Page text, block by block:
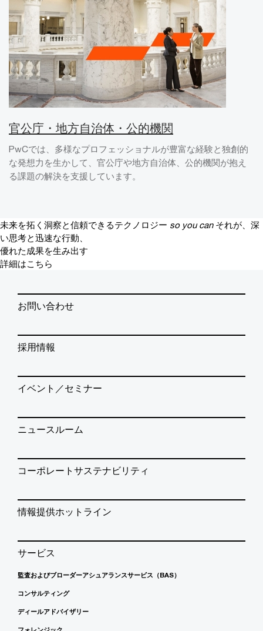
官公庁・地方自治体・公的機関
PwCでは、多様なプロフェッショナルが豊富な経験と独創的
な発想力を生かして、官公庁や地方自治体、公的機関が抱え
る課題の解決を支援しています。
未来を拓く洞察と信頼できるテクノロジー so you can それが、深
い思考と迅速な行動、
優れた成果を生み出す
詳細はこちら
お問い合わせ
採用情報
イベント／セミナー
ニュースルーム
コーポレートサステナビリティ
情報提供ホットライン
サービス
監査およびブローダーアシュアランスサービス（BAS）
コンサルティング
ディールアドバイザリー